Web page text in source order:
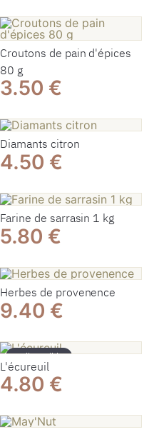
Croutons de pain d'épices
80 g
3.50 €
Diamants citron
4.50 €
Farine de sarrasin 1 kg
5.80 €
Herbes de provenence
9.40 €
Indisponible
L'écureuil
4.80 €